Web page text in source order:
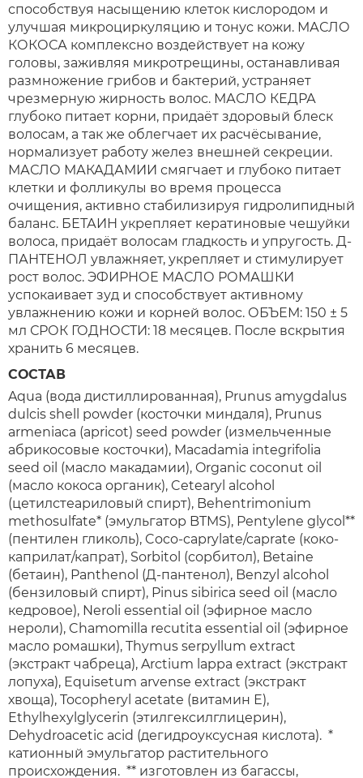
способствуя насыщению клеток кислородом и
улучшая микроциркуляцию и тонус кожи. МАСЛО
КОКОСА комплексно воздействует на кожу
головы, заживляя микротрещины, останавливая
размножение грибов и бактерий, устраняет
чрезмерную жирность волос. МАСЛО КЕДРА
глубоко питает корни, придаёт здоровый блеск
волосам, а так же облегчает их расчёсывание,
нормализует работу желез внешней секреции.
МАСЛО МАКАДАМИИ смягчает и глубоко питает
клетки и фолликулы во время процесса
очищения, активно стабилизируя гидролипидный
баланс. БЕТАИН укрепляет кератиновые чешуйки
волоса, придаёт волосам гладкость и упругость. Д-
ПАНТЕНОЛ увлажняет, укрепляет и стимулирует
рост волос. ЭФИРНОЕ МАСЛО РОМАШКИ
успокаивает зуд и способствует активному
увлажнению кожи и корней волос. ОБЪЕМ: 150 ± 5
мл СРОК ГОДНОСТИ: 18 месяцев. После вскрытия
хранить 6 месяцев.
СОСТАВ
Aqua (вода дистиллированная), Prunus amygdalus
dulcis shell powder (косточки миндаля), Prunus
armeniaca (apricot) seed powder (измельченные
абрикосовые косточки), Macadamia integrifolia
seed oil (масло макадамии), Organic coconut oil
(масло кокоса органик), Cetearyl alcohol
(цетилстеариловый спирт), Behentrimonium
methosulfate* (эмульгатор BTMS), Pentylene glycol**
(пентилен гликоль), Coco-caprylate/caprate (коко-
каприлат/капрат), Sorbitol (сорбитол), Betaine
(бетаин), Panthenol (Д-пантенол), Benzyl alcohol
(бензиловый спирт), Pinus sibirica seed oil (масло
кедровое), Neroli essential oil (эфирное масло
нероли), Chamomilla recutita essential oil (эфирное
масло ромашки), Thymus serpyllum extract
(экстракт чабреца), Arctium lappa extract (экстракт
лопуха), Equisetum arvense extract (экстракт
хвоща), Tocopheryl acetate (витамин Е),
Ethylhexylglycerin (этилгексилглицерин),
Dehydroacetic acid (дегидроуксусная кислота). *
катионный эмульгатор растительного
происхождения. ** изготовлен из багассы,